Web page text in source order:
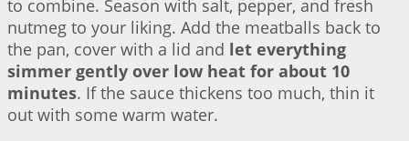
to combine. Season with salt, pepper, and fresh
nutmeg to your liking. Add the meatballs back to
the pan, cover with a lid and let everything
simmer gently over low heat for about 10
minutes. If the sauce thickens too much, thin it
out with some warm water.